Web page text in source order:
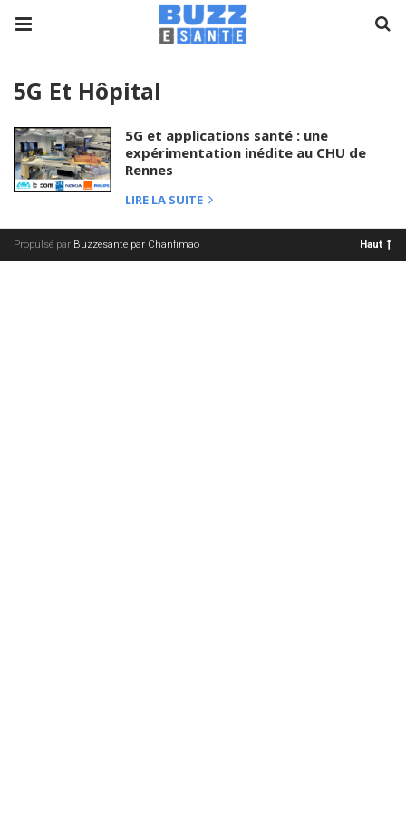
5G Et Hôpital
5G et applications santé : une
expérimentation inédite au CHU de
Rennes
LIRE LA SUITE
Propulsé par Buzzesante par Chanfimao Haut